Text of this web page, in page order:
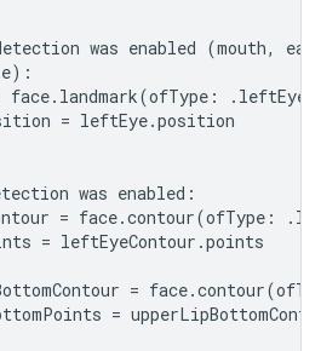
was enabled (mouth,
face.landmark(ofType:
= leftEye.position
was enabled:
= face.contour(ofType:
= leftEyeContour.points
=
=